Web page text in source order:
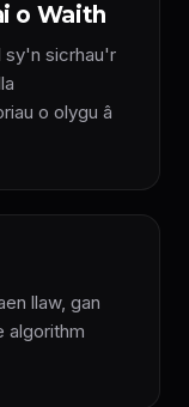
o Waith
sy'n sicrhau'r
o olygu â
llaw, gan
algorithm